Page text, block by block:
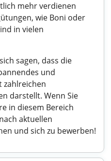
mehr verdienen
wie Boni oder
in vielen
sagen, dass die
und
zahlreichen
darstellt. Wenn Sie
in diesem Bereich
aktuellen
und sich zu bewerben!